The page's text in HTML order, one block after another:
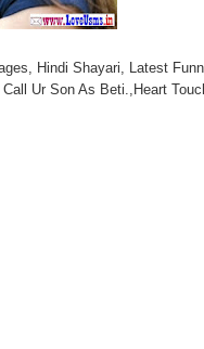
Hindi Shayari, Latest
Ur Son As Beti.,Heart